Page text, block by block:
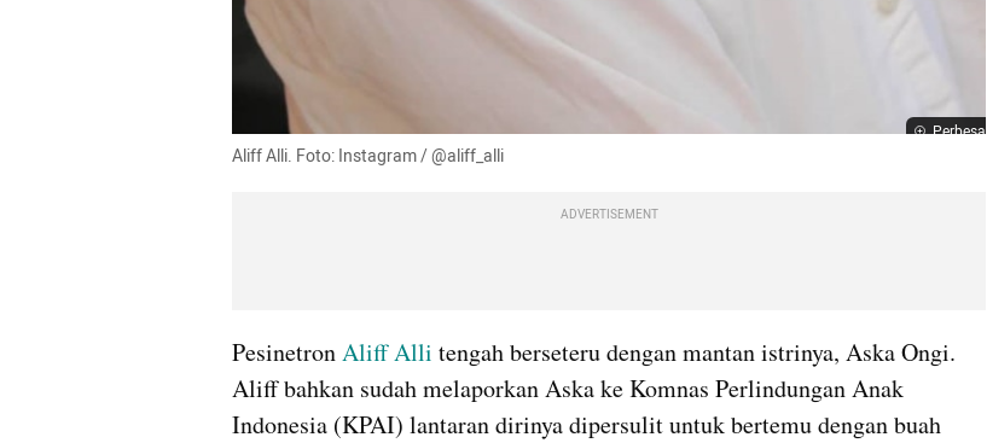
Perbesar
Aliff Alli. Foto: Instagram / @aliff_alli
ADVERTISEMENT
Pesinetron Aliff Alli tengah berseteru dengan mantan istrinya, Aska Ongi.
Aliff bahkan sudah melaporkan Aska ke Komnas Perlindungan Anak
Indonesia (KPAI) lantaran dirinya dipersulit untuk bertemu dengan buah